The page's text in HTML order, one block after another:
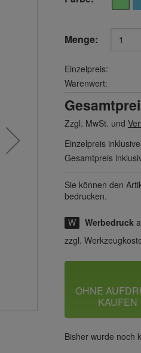
Menge:
Einzelpreis:
Warenwert:
Zzgl. MwSt. und
Einzelpreis
Gesamtpreis
Sie können den
bedrucken.
Werbedruck
zzgl.
OHNE
KAUFEN
Bisher wurde noch